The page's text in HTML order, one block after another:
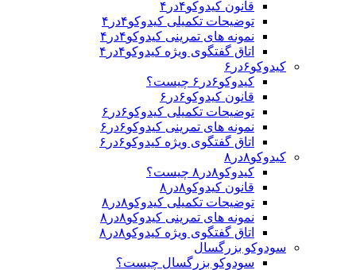
قانون کیدوکو۴در۴
توضیحات تکمیلی کیدوکو۴در۴
نمونه های تمرینی کیدوکو۴در۴
اتاق گفتگوی ویژه کیدوکو۴در۴
کیدوکو۶در۶
کیدوکو۶در۶ چیست؟
قانون کیدوکو۶در۶
توضیحات تکمیلی کیدوکو۶در۶
نمونه های تمرینی کیدوکو۶در۶
اتاق گفتگوی ویژه کیدوکو۶در۶
کیدوکو۸در۸
کیدوکو۸در۸ چیست؟
قانون کیدوکو۸در۸
توضیحات تکمیلی کیدوکو۸در۸
نمونه های تمرینی کیدوکو۸در۸
اتاق گفتگوی ویژه کیدوکو۸در۸
سودوکو بزرگسال
سودوکو بزرگسال چیست؟